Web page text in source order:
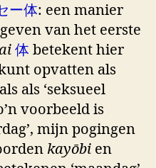
ー体: een manier
van het eerste
体 betekent hier
opvatten als
als ‘seksueel
voorbeeld is
mijn pogingen
kayōbi en